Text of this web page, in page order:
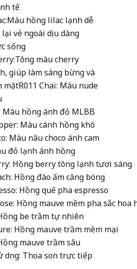
tế
hồng lilac lạnh dễ
lại vẻ ngoài dịu dàng
sống
màu cherry
giúp làm sáng bừng và
mặtR011 Chai: Màu nude
Màu hồng ánh đỏ MLBB
Màu cánh hồng khô
Màu nâu choco ánh cam
đỏ lạnh ánh hồng
Hồng berry tông lạnh tươi sáng
Hồng đào ấm căng bóng
Hồng quế pha espresso
Hồng mauve mềm pha sắc hoa
be trầm tự nhiên
Hồng mauve trầm mềm mại
mauve trầm sâu
dụng: Thoa son trực tiếp